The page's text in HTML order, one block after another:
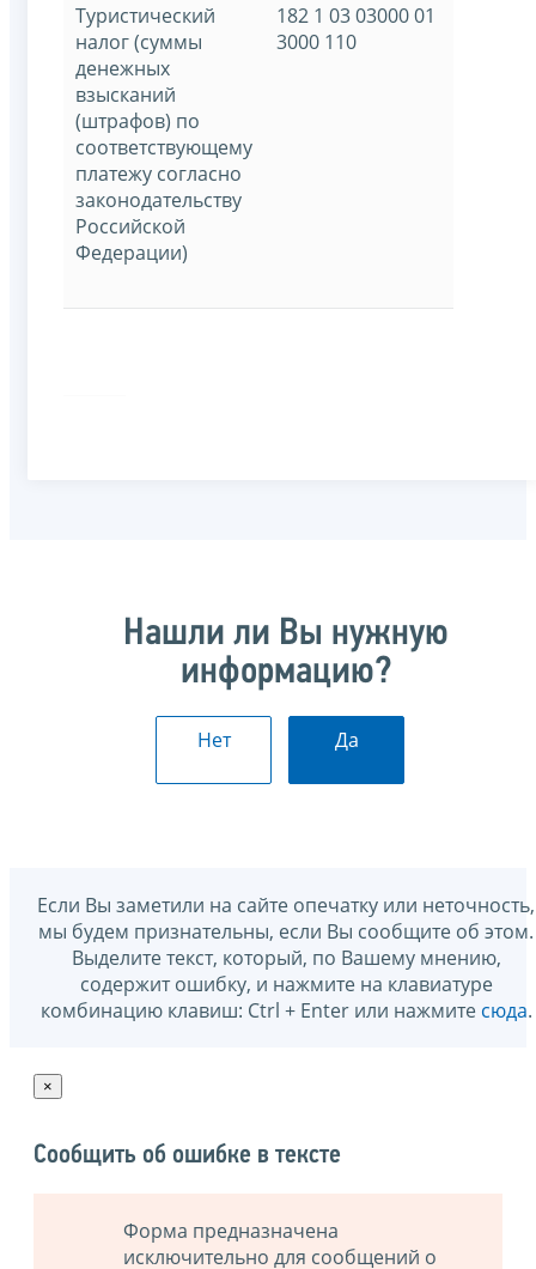
Туристический
налог (суммы
денежных
взысканий
(штрафов) по
соответствующему
платежу согласно
законодательству
Российской
Федерации)
182 1 03 03000 01
3000 110
Нашли ли Вы нужную
информацию?
Нет Да
Если Вы заметили на сайте опечатку или неточность,
мы будем признательны, если Вы сообщите об этом.
Выделите текст, который, по Вашему мнению,
содержит ошибку, и нажмите на клавиатуре
комбинацию клавиш: Ctrl + Enter или нажмите сюда.
×
Сообщить об ошибке в тексте
Форма предназначена
исключительно для сообщений о